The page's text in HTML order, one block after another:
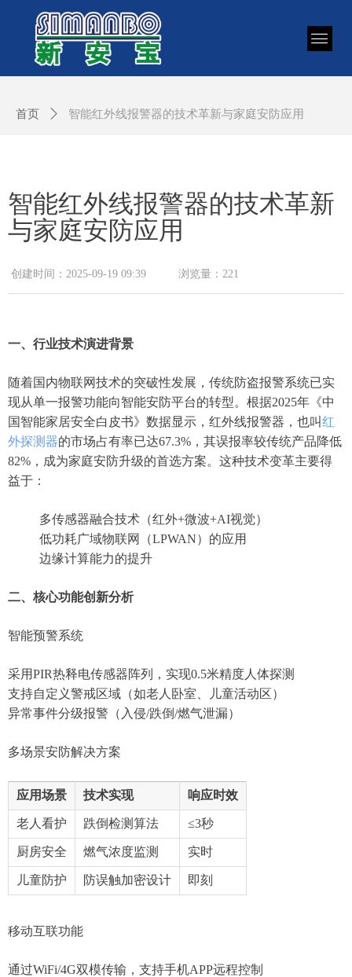
智能红外线报警器的技术革新
与家庭安防应用
一、行业技术演进背景
随着国内物联网技术的突破性发展，传统防盗报警系统已实
现从单一报警功能向智能安防平台的转型。根据2025年《中
国智能家居安全白皮书》数据显示，红外线报警器，也叫红
外探测器的市场占有率已达67.3%，其误报率较传统产品降低
82%，成为家庭安防升级的首选方案。这种技术变革主要得
益于：
多传感器融合技术（红外+微波+AI视觉）
低功耗广域物联网（LPWAN）的应用
边缘计算能力的提升
二、核心功能创新分析
智能预警系统‌
采用PIR热释电传感器阵列，实现0.5米精度人体探测
支持自定义警戒区域（如老人卧室、儿童活动区）
异常事件分级报警（入侵/跌倒/燃气泄漏）
多场景安防解决方案‌
应用场景 技术实现 响应时效
老人看护 跌倒检测算法 ≤3秒
厨房安全 燃气浓度监测 实时
儿童防护 防误触加密设计 即刻
移动互联功能‌
通过WiFi/4G双模传输，支持手机APP远程控制
创建时间： 2025-09-19 09:39 浏览量： 221
首页 ꄲ 智能红外线报警器的技术革新与家庭安防应用